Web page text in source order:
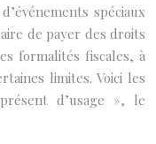
spéciaux
de payer des droits
formalités fiscales, à
limites. Voici les
d’usage », le